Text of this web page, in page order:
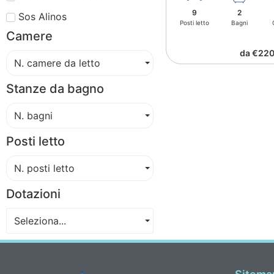
Sos Alinos
Camere
N. camere da letto
Stanze da bagno
N. bagni
Posti letto
N. posti letto
Dotazioni
Seleziona...
9
Posti letto
2
Bagni
da